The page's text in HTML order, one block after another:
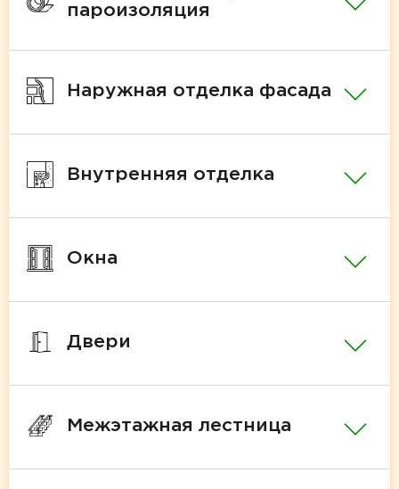
пароизоляция
Наружная отделка фасада
Внутренняя отделка
Окна
Двери
Межэтажная лестница